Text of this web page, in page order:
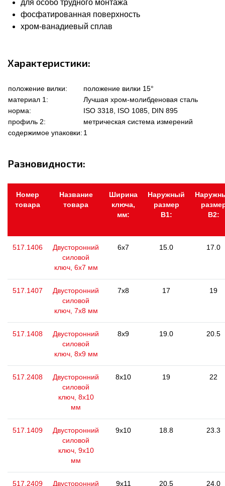
для особо трудного монтажа
фосфатированная поверхность
хром-ванадиевый сплав
Характеристики:
положение вилки:
положение вилки 15°
материал 1:
Лучшая хром-молибденовая сталь
норма:
ISO 3318, ISO 1085, DIN 895
профиль 2:
метрическая система измерений
содержимое упаковки: 1
Разновидности:
Номер
товара
Название
товара
Ширина
ключа,
мм:
Наружный
размер
В1:
В2:
517.1406
Двусторонний
силовой
ключ, 6х7 мм
6x7 15.0 17.0
517.1407
Двусторонний
силовой
ключ, 7x8 мм
7x8 17 19
517.1408
Двусторонний
силовой
ключ, 8х9 мм
8x9 19.0 20.5
517.2408
Двусторонний
силовой
ключ, 8x10
мм
8x10 19 22
517.1409
Двусторонний
силовой
ключ, 9x10
мм
9x10 18.8 23.3
517.2409 Двусторонний 9x11 20.5 24.0